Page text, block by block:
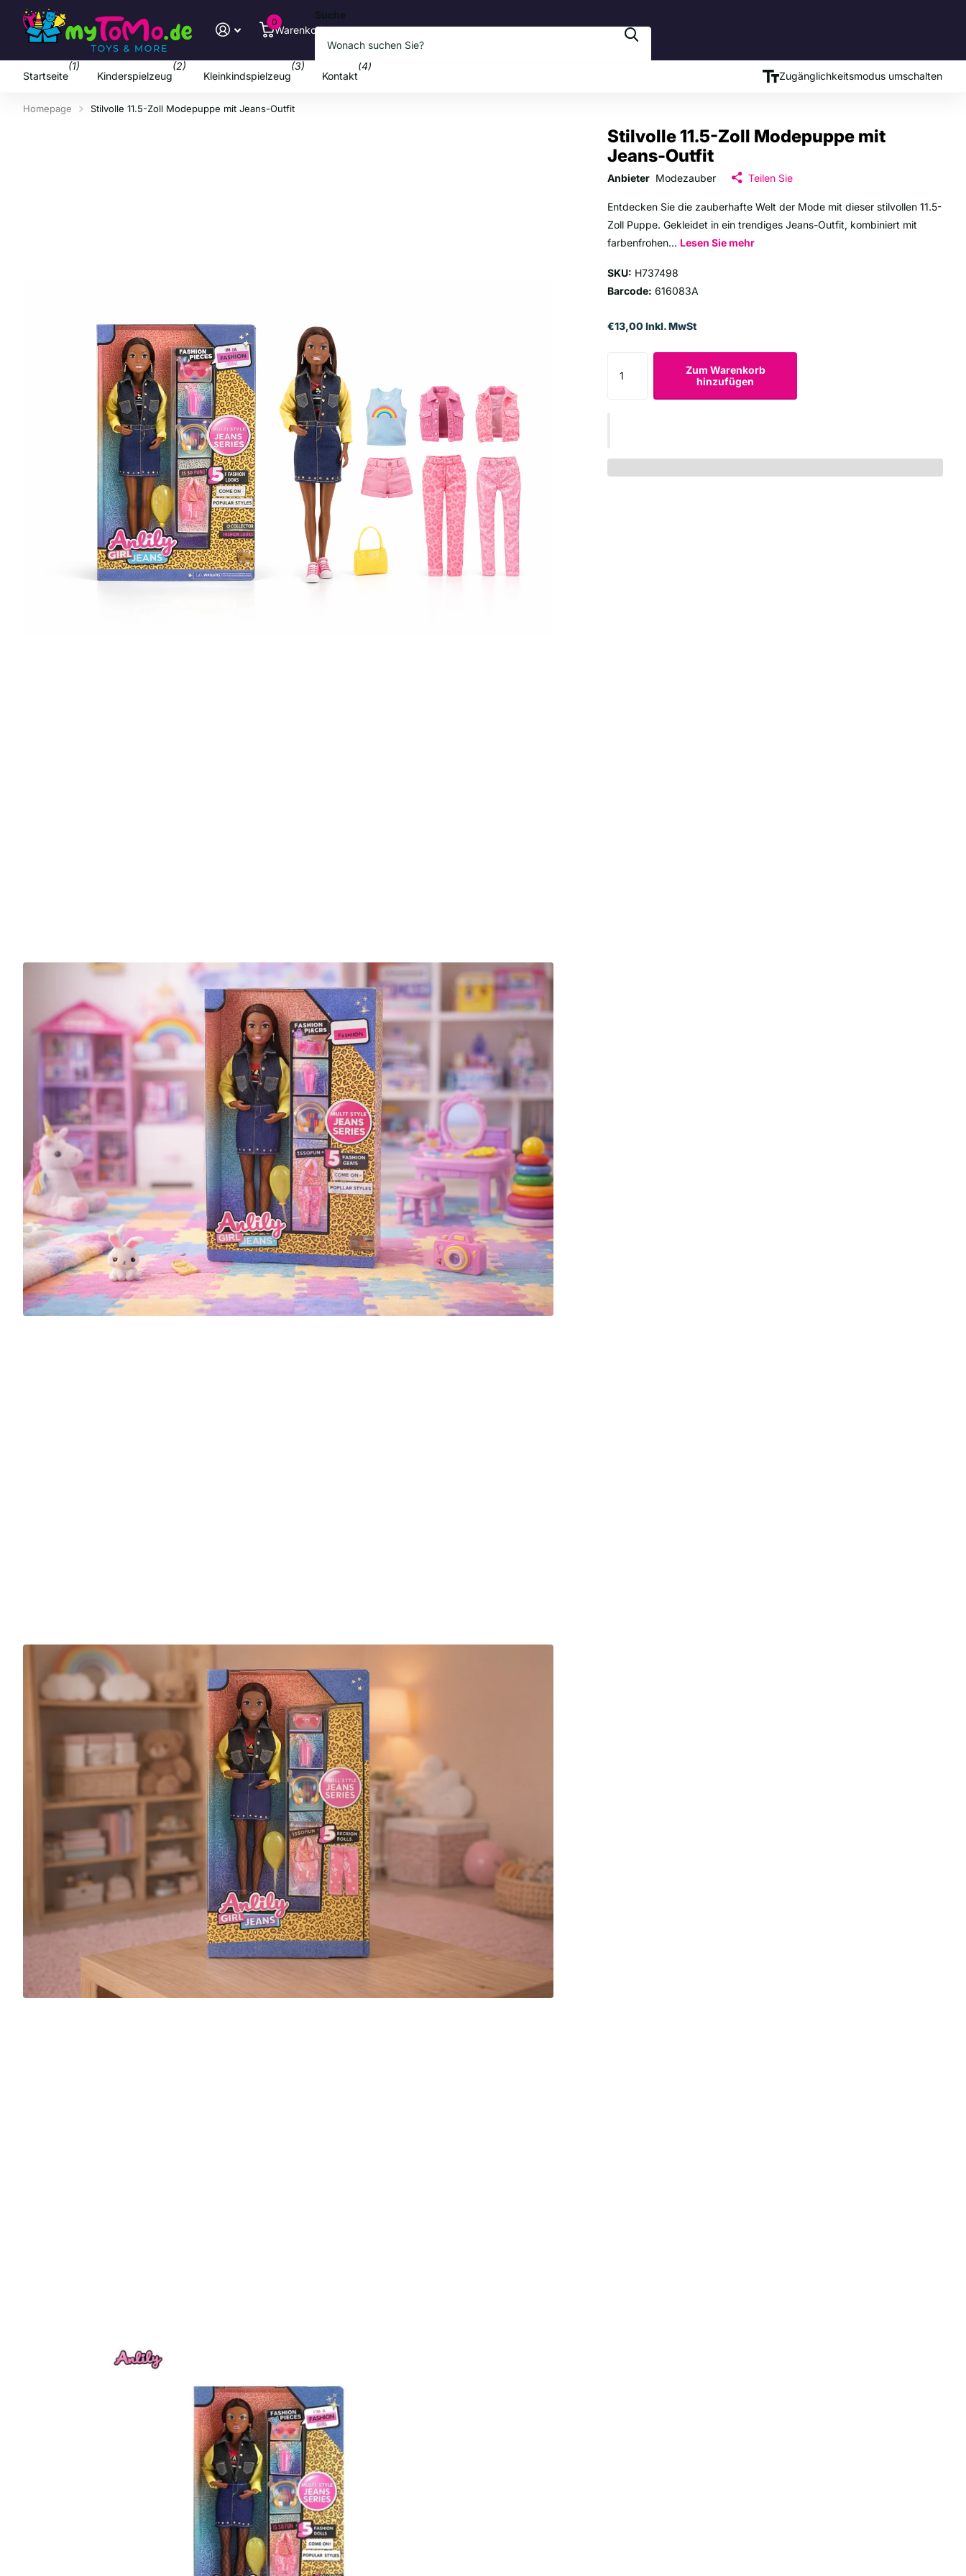
Suche
Warenkorb
0
Startseite
(1)
Kinderspielzeug
(2)
Kleinkindspielzeug
(3)
Kontakt
(4)
Zugänglichkeitsmodus umschalten
Homepage Stilvolle 11.5-Zoll Modepuppe mit Jeans-Outfit
Stilvolle 11.5-Zoll Modepuppe mit
Jeans-Outfit
Anbieter Modezauber Teilen Sie
Entdecken Sie die zauberhafte Welt der Mode mit dieser stilvollen 11.5-
Zoll Puppe. Gekleidet in ein trendiges Jeans-Outfit, kombiniert mit
farbenfrohen... Lesen Sie mehr
SKU: H737498
Barcode: 616083A
€13,00 Inkl. MwSt
Zum Warenkorb
hinzufügen